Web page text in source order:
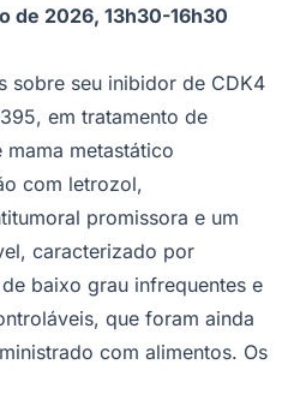
de 2026, 13h30-16h30
sobre seu inibidor de CDK4
em tratamento de
metastático
com letrozol,
promissora e um
caracterizado por
baixo grau infrequentes e
que foram ainda
com alimentos. Os